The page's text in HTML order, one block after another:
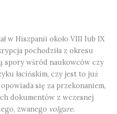
w Hiszpanii około VIII lub IX
pochodziła z okresu
spory wśród naukowców czy
łacińskim, czy jest to już
się za przekonaniem,
dokumentów z wczesnej
zwanego volgare.